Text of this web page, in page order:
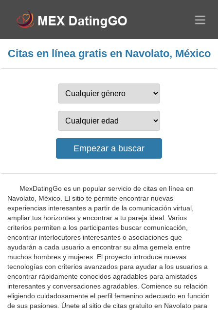
Citas en línea gratis en Navolato, México
MexDatingGo es un popular servicio de citas en línea en
Navolato, México. El sitio te permite encontrar nuevas
experiencias interesantes a partir de la comunicación virtual,
ampliar tus horizontes y encontrar a tu pareja ideal. Varios
criterios permiten a los participantes buscar comunicación,
encontrar interlocutores interesantes o asociaciones que
ayudarán a cada usuario a encontrar su alma gemela entre
muchos hombres y mujeres. El proyecto introduce nuevas
tecnologías con criterios avanzados para ayudar a los usuarios a
encontrar rápidamente conocidos agradables para amistades
interesantes y conversaciones agradables. Comience su relación
eligiendo cuidadosamente el perfil femenino adecuado en función
de sus pasiones. Únete al sitio de citas gratuito en Navolato para